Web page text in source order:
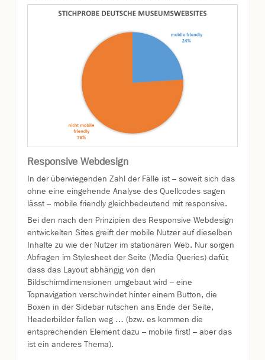
Responsive Webdesign
In der überwiegenden Zahl der Fälle ist – soweit sich das
ohne eine eingehende Analyse des Quellcodes sagen
lässt – mobile friendly gleichbedeutend mit responsive.
Bei den nach den Prinzipien des Responsive Webdesign
entwickelten Sites greift der mobile Nutzer auf dieselben
Inhalte zu wie der Nutzer im stationären Web. Nur sorgen
Abfragen im Stylesheet der Seite (Media Queries) dafür,
dass das Layout abhängig von den
Bildschirmdimensionen umgebaut wird – eine
Topnavigation verschwindet hinter einem Button, die
Boxen in der Sidebar rutschen ans Ende der Seite,
Headerbilder fallen weg … (bzw. es kommen die
entsprechenden Element dazu – mobile first! – aber das
ist ein anderes Thema).